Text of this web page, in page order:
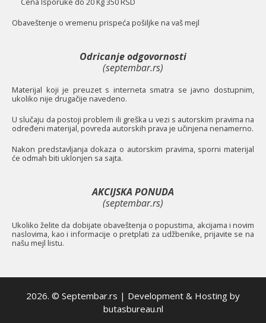
Obaveštenje o vremenu prispeća pošiljke na vaš mejl
Odricanje odgovornosti
(septembar.rs)
Materijal koji je preuzet s interneta smatra se javno dostupnim,
ukoliko nije drugačije navedeno.
U slučaju da postoji problem ili greška u vezi s autorskim pravima na
određeni materijal, povreda autorskih prava je učinjena nenamerno.
Nakon predstavljanja dokaza o autorskim pravima, sporni materijal
će odmah biti uklonjen sa sajta.
AKCIJSKA PONUDA
(septembar.rs)
Ukoliko želite da dobijate obaveštenja o popustima, akcijama i novim
naslovima, kao i informacije o pretplati za udžbenike, prijavite se na
našu mejl listu.
2026. © Septembar.rs | Development & Hosting by
butasbureau.nl